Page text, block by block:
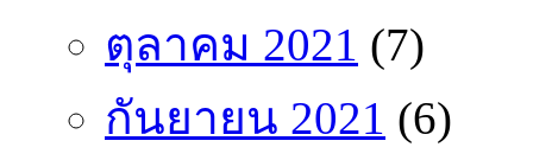
ตุลาคม 2021 (7)
กันยายน 2021 (6)